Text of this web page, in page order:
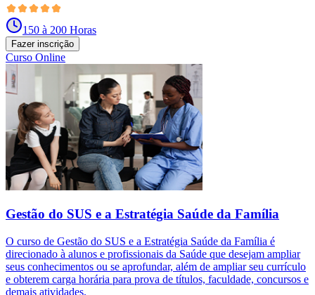
150 à 200 Horas
Fazer inscrição
Curso Online
Gestão do SUS e a Estratégia Saúde da Família
O curso de Gestão do SUS e a Estratégia Saúde da Família é
direcionado à alunos e profissionais da Saúde que desejam ampliar
seus conhecimentos ou se aprofundar, além de ampliar seu currículo
e obterem carga horária para prova de títulos, faculdade, concursos e
demais atividades.